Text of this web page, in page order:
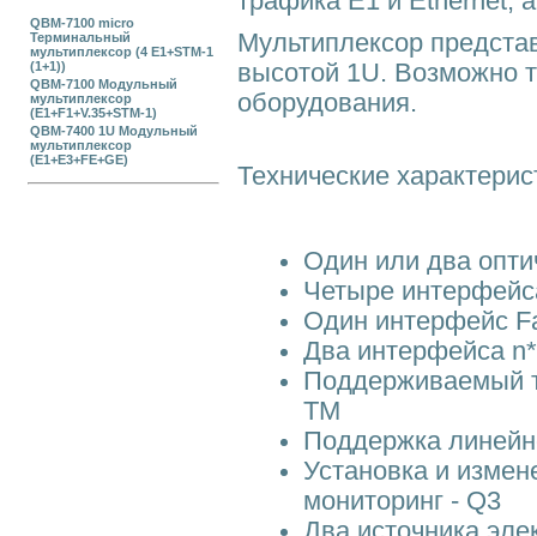
QBM-7100 micro
Терминальный
мультиплексор (4 E1+STM-1
(1+1))
QBM-7100 Модульный
мультиплексор
(E1+F1+V.35+STM-1)
QBM-7400 1U Модульный
мультиплексор
(E1+E3+FE+GE)
Мультиплексор
высотой 1U. Возможно
оборудования.
Технические
Один или два
Четыре
Один интерфейс
Два интерфейса
Поддерживаемый
TM
Поддержка
Установка и
мониторинг - Q3